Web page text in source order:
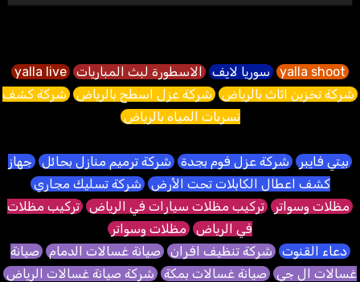
yalla shoot سوريا لايف الاسطورة لبث المباريات yalla live
شركة تخزين اثاث بالرياض شركة عزل اسطح بالرياض شركة كشف
تسربات المياه بالرياض
بيتي فايبر شركة عزل فوم بجدة شركة ترميم منازل بحائل جهاز
كشف اعطال الكابلات تحت الأرض شركة تسليك مجاري
مظلات وسواتر تركيب مظلات سيارات في الرياض تركيب مظلات
في الرياض مظلات وسواتر
دعاء القنوت شركة تنظيف افران صيانة غسالات الدمام صيانة
غسالات ال جي صيانة غسالات بمكة شركة صيانة غسالات الرياض